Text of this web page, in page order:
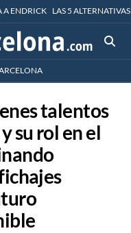
A ENDRICK LAS 5
talentos
su rol en el